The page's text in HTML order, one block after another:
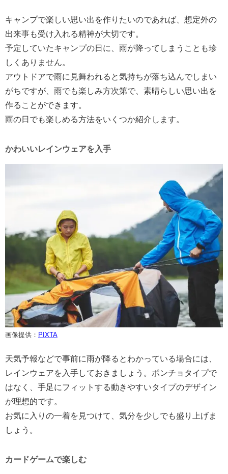
キャンプで楽しい思い出を作りたいのであれば、想定外の
出来事も受け入れる精神が大切です。
予定していたキャンプの日に、雨が降ってしまうことも珍
しくありません。
アウトドアで雨に見舞われると気持ちが落ち込んでしまい
がちですが、雨でも楽しみ方次第で、素晴らしい思い出を
作ることができます。
雨の日でも楽しめる方法をいくつか紹介します。
かわいいレインウェアを入手
画像提供： PIXTA
天気予報などで事前に雨が降るとわかっている場合には、
レインウェアを入手しておきましょう。ポンチョタイプで
はなく、手足にフィットする動きやすいタイプのデザイン
が理想的です。
お気に入りの一着を見つけて、気分を少しでも盛り上げま
しょう。
カードゲームで楽しむ